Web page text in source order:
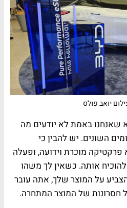
שאנחנו באמת לא יודעים מה
השונים. יש להבין כי
מוכרת וידועה, ופעלה
אותה. כשאין לך משהו
על המוצר שלך, אתה עובר
חסרונות של המוצר המתחרה.